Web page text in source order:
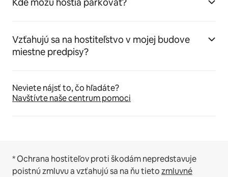
Vzťahujú sa na hostiteľstvo v mojej budove
miestne predpisy?
Neviete nájsť to, čo hľadáte?
Navštívte naše centrum pomoci
* Ochrana hostiteľov proti škodám nepredstavuje
poistnú zmluvu a vzťahujú sa na ňu tietozmluvné